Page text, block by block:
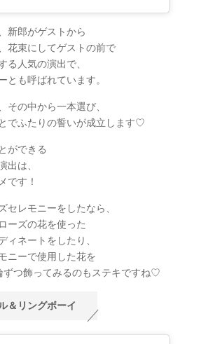
新郎がゲストから
花束にしてゲストの前で
る人気の演出で、
とも呼ばれています。
その中から一本選び、
でふたりの誓いが成立します♡
ができる
出は、
です！
セレモニーをしたなら、
ーズの花を使った
ィネートをしたり、
ニーで使用した花を
ずつ飾ってみるのもステキですね♡
＆リングボーイ